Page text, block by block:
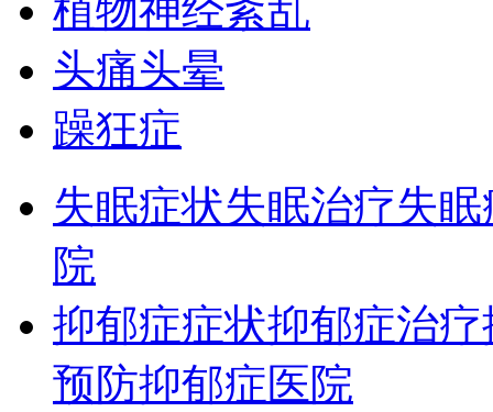
植物神经紊乱
头痛头晕
躁狂症
失眠症状失眠治疗失
院
抑郁症症状抑郁症治疗
预防抑郁症医院